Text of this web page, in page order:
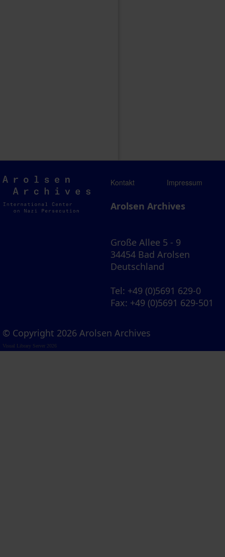
Arolsen
Archives
Kontakt Impressum
Arolsen Archives
Große Allee 5 - 9
34454 Bad Arolsen
Deutschland
Tel: +49 (0)5691 629-0
Fax: +49 (0)5691 629-501
© Copyright 2026 Arolsen Archives
Visual Library Server 2026